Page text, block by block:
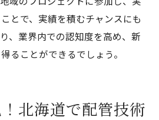
とで、実績を積むチャンスにも
、業界内での認知度を高め、新
ることができるでしょう。
北海道で配管技術